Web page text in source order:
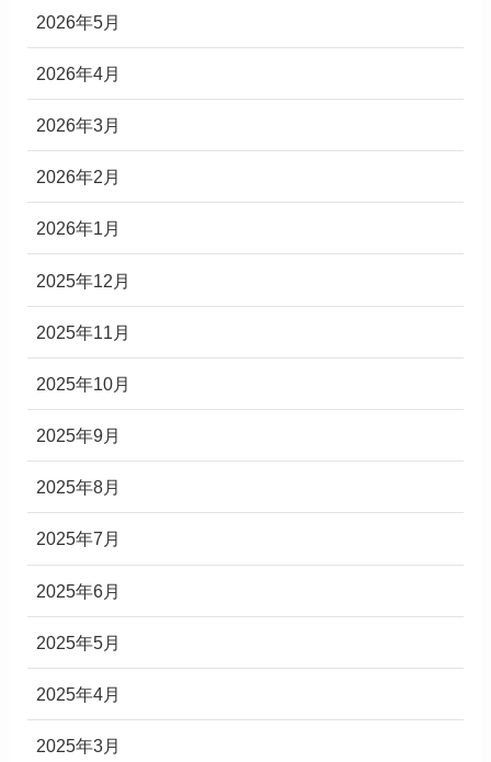
2026年5月
2026年4月
2026年3月
2026年2月
2026年1月
2025年12月
2025年11月
2025年10月
2025年9月
2025年8月
2025年7月
2025年6月
2025年5月
2025年4月
2025年3月